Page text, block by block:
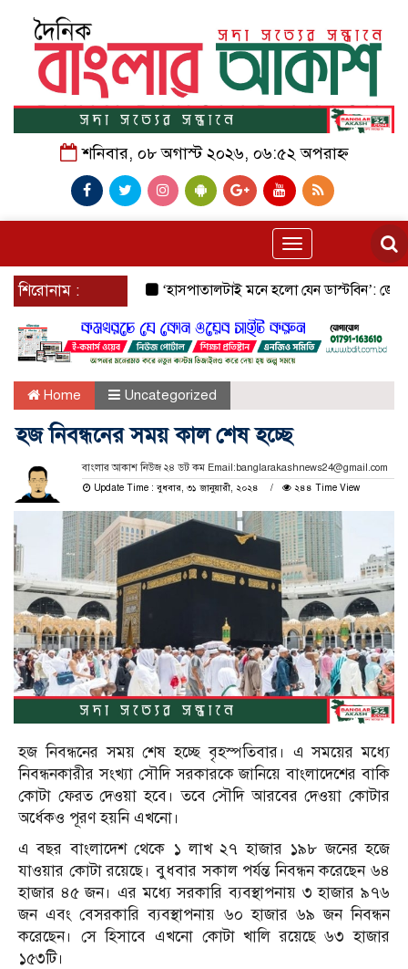
শনিবার, ০৮ অগাস্ট ২০২৬, ০৬:৫২ অপরাহ্ন
Toggle
navigation
শিরোনাম : ‘হাসপাতালটাই মনে হলো যেন ডাস্টবিন’:
Home Uncategorized
হজ নিবন্ধনের সময় কাল শেষ হচ্ছে
বাংলার আকাশ নিউজ ২৪ ডট কম Email:banglarakashnews24@gmail.com
Update Time : বুধবার, ৩১ জানুয়ারী, ২০২৪
২৪৪ Time View
হজ নিবন্ধনের সময় শেষ হচ্ছে বৃহস্পতিবার। এ সময়ের মধ্যে
নিবন্ধনকারীর সংখ্যা সৌদি সরকারকে জানিয়ে বাংলাদেশের বাকি
কোটা ফেরত দেওয়া হবে। তবে সৌদি আরবের দেওয়া কোটার
অর্ধেকও পূরণ হয়নি এখনো।
এ বছর বাংলাদেশ থেকে ১ লাখ ২৭ হাজার ১৯৮ জনের হজে
যাওয়ার কোটা রয়েছে। বুধবার সকাল পর্যন্ত নিবন্ধন করেছেন ৬৪
হাজার ৪৫ জন। এর মধ্যে সরকারি ব্যবস্থাপনায় ৩ হাজার ৯৭৬
জন এবং বেসরকারি ব্যবস্থাপনায় ৬০ হাজার ৬৯ জন নিবন্ধন
করেছেন। সে হিসাবে এখনো কোটা খালি রয়েছে ৬৩ হাজার
১৫৩টি।